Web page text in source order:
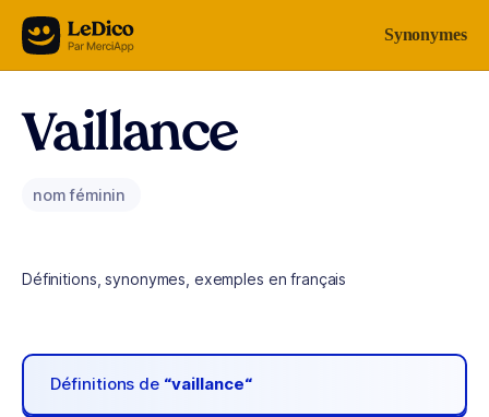
Aller au contenu Synonymes
Vaillance
nom féminin
Définitions, synonymes, exemples en français
Définitions de “vaillance“